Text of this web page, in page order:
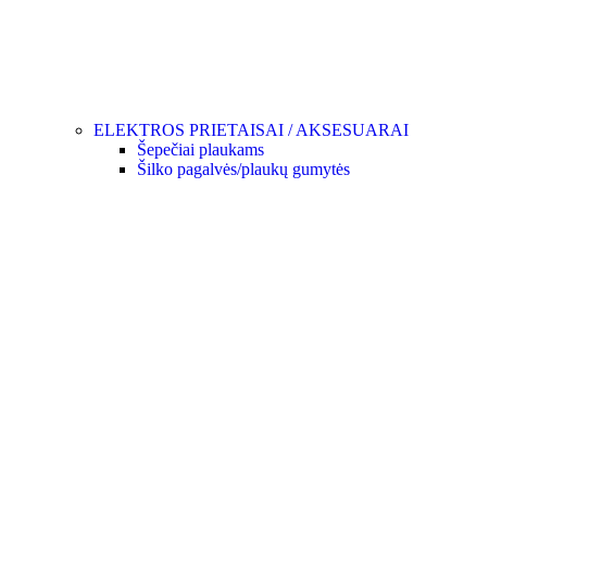
ELEKTROS PRIETAISAI / AKSESUARAI
Šepečiai plaukams
Šilko pagalvės/plaukų gumytės